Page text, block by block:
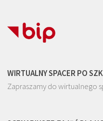
WIRTUALNY SPACER PO
Zapraszamy do wirtualnego